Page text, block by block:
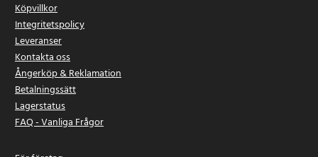
Köpvillkor
Integritetspolicy
Leveranser
Kontakta oss
Ångerköp & Reklamation
Betalningssätt
Lagerstatus
FAQ - Vanliga Frågor